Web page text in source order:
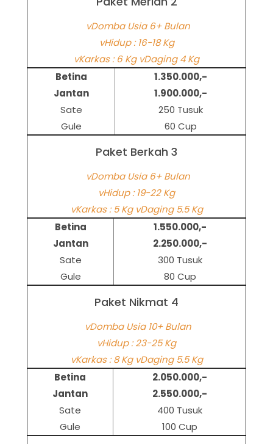
vDomba Usia 6+ Bulan
vHidup : 16-18 Kg
vKarkas : 6 Kg vDaging 4 Kg
Betina
Jantan
Sate
Gule
1.350.000,-
1.900.000,-
250 Tusuk
60 Cup
Paket Berkah 3
vDomba Usia 6+ Bulan
vHidup : 19-22 Kg
vKarkas : 5 Kg vDaging 5.5 Kg
Betina
Jantan
Sate
Gule
1.550.000,-
2.250.000,-
300 Tusuk
80 Cup
Paket Nikmat 4
vDomba Usia 10+ Bulan
vHidup : 23-25 Kg
vKarkas : 8 Kg vDaging 5.5 Kg
Betina
Jantan
Sate
Gule
2.050.000,-
2.550.000,-
400 Tusuk
100 Cup